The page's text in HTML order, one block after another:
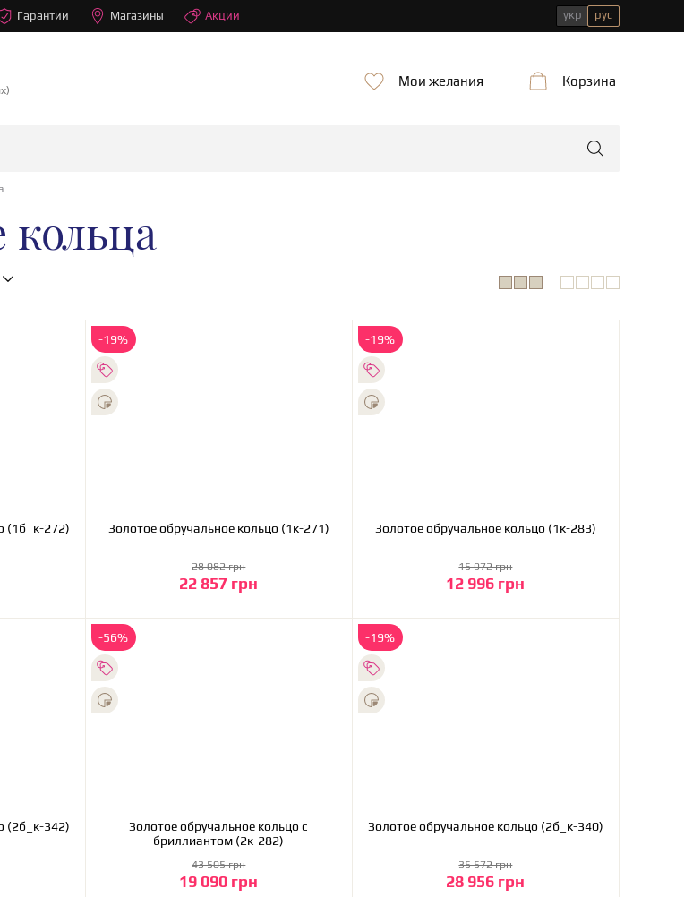
Гарантии Магазины Акции укр рус
Мои желания Корзина
Золотое обручальное кольцо (1б_к-272)
-19%
Золотое обручальное кольцо (1к-271)
22 857 грн
28 082 грн
В корзину
-19%
Золотое обручальное кольцо (1к-283)
12 996 грн
15 972 грн
В корзину
Золотое обручальное кольцо (2б_к-342)
-56%
Золотое обручальное кольцо с
бриллиантом (2к-282)
19 090 грн
43 505 грн
В корзину
-19%
Золотое обручальное кольцо (2б_к-340)
28 956 грн
35 572 грн
В корзину